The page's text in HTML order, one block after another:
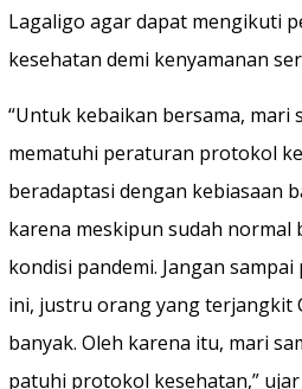
Lagaligo agar dapat mengikuti
kesehatan demi kenyamanan
“Untuk kebaikan bersama, mari
mematuhi peraturan protokol
beradaptasi dengan kebiasaan
karena meskipun sudah normal
kondisi pandemi. Jangan sampai
ini, justru orang yang terjangkit
banyak. Oleh karena itu, mari
patuhi protokol kesehatan,”